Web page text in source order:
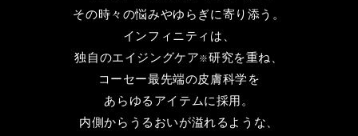
その時々の悩みやゆらぎに寄り添う。
インフィニティは、
独自のエイジングケア※研究を重ね、
コーセー最先端の皮膚科学を
あらゆるアイテムに採用。
内側からうるおいが溢れるような、